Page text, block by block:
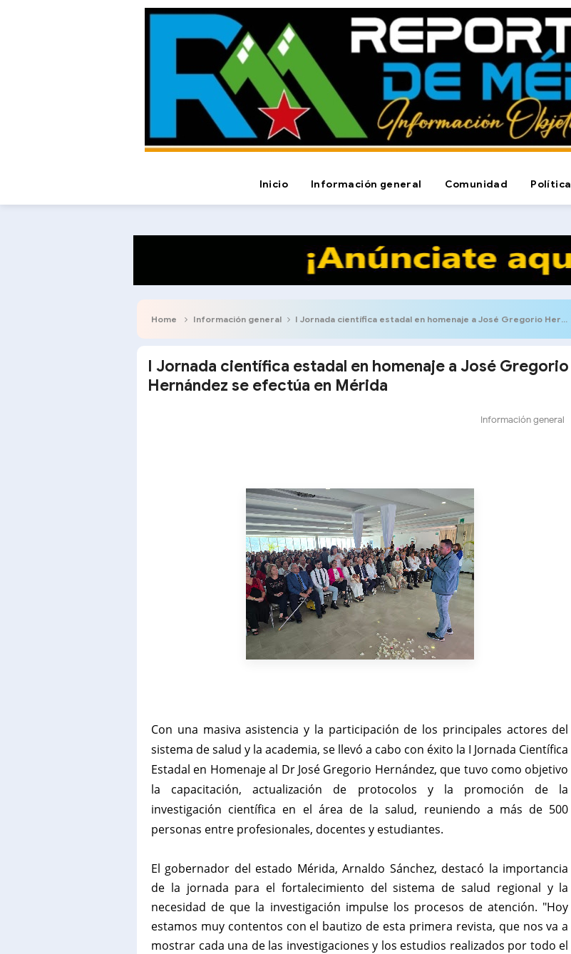
Inicio Información general Comunidad Política
Home Información general I Jornada científica estadal en homenaje a José Gregorio Hernández se efectúa en Mérida
I Jornada científica estadal en homenaje a José Gregorio
Hernández se efectúa en Mérida
Información general
Con una masiva asistencia y la participación de los principales actores del
sistema de salud y la academia, se llevó a cabo con éxito la I Jornada Científica
Estadal en Homenaje al Dr José Gregorio Hernández, que tuvo como objetivo
la capacitación, actualización de protocolos y la promoción de la
investigación científica en el área de la salud, reuniendo a más de 500
personas entre profesionales, docentes y estudiantes.
‎El gobernador del estado Mérida, Arnaldo Sánchez, destacó la importancia
de la jornada para el fortalecimiento del sistema de salud regional y la
necesidad de que la investigación impulse los procesos de atención. "Hoy
estamos muy contentos con el bautizo de esta primera revista, que nos va a
mostrar cada una de las investigaciones y los estudios realizados por todo el